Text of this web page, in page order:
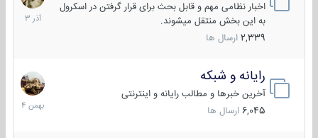
اخبار نظامی مهم و قابل بحث برای قرار گرفتن در اسکرول
به این بخش منتقل میشوند.
2,339 ارسال ها
آذر
1403
رایانه و شبکه
آخرین خبرها و مطالب رایانه و اینترنتی
6,045 ارسال ها
30
بهمن
1404